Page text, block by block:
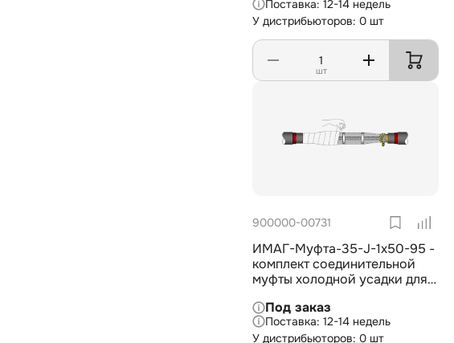
на 6/10 кВ, 1х95-150 мм2
12-14 недель
У дистрибьюторов: 0 шт
шт
900000-00731
ИМАГ-Муфта-35-J-1х50-95 -
комплект соединительной
муфты холодной усадки для
изоляцией из СПЭ на 35 кВ,
1х50-95 мм2
Под заказ
12-14 недель
У дистрибьюторов: 0 шт